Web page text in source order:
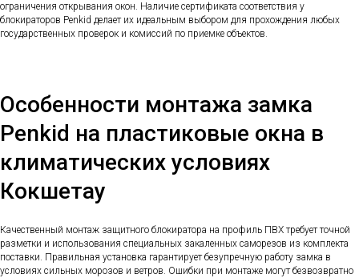
ограничения открывания окон. Наличие сертификата соответствия у
блокираторов Penkid делает их идеальным выбором для прохождения любых
государственных проверок и комиссий по приемке объектов.
Особенности монтажа замка
Penkid на пластиковые окна в
климатических условиях
Кокшетау
Качественный монтаж защитного блокиратора на профиль ПВХ требует точной
разметки и использования специальных закаленных саморезов из комплекта
поставки. Правильная установка гарантирует безупречную работу замка в
условиях сильных морозов и ветров. Ошибки при монтаже могут безвозвратно